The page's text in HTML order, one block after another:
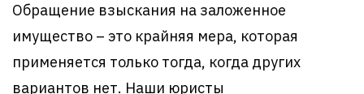
Обращение взыскания на заложенное
имущество – это крайняя мера, которая
применяется только тогда, когда других
вариантов нет. Наши юристы